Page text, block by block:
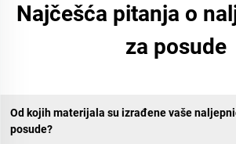
Najčešća pitanja o
za posude
Od kojih materijala su izrađene vaše
posude?